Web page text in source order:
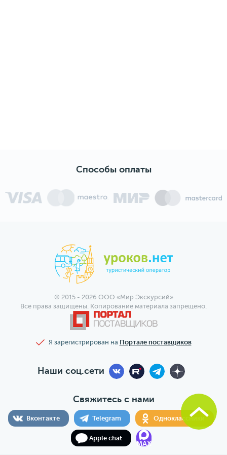
Способы оплаты
© 2015 - 2026 ООО «Мир Экскурсий»
Все права защищены. Копирование материала запрещено.
Я зарегистрирован на Портале поставщиков
Наши соц.сети
Свяжитесь с нами
Вконтакте Telegram Одноклассники
Apple chat
MAX